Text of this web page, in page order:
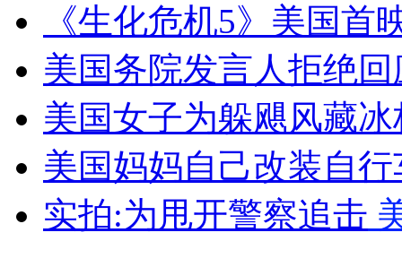
安徽一实载49人客车翻车
走！跟着总书记去植树
消防员救轻生者 花炮节热闹非凡 减压"枕头大战"
《生化危机5》美国首
美国务院发言人拒绝
美国女子为躲飓风藏冰
美国妈妈自己改装自
实拍:为甩开警察追击